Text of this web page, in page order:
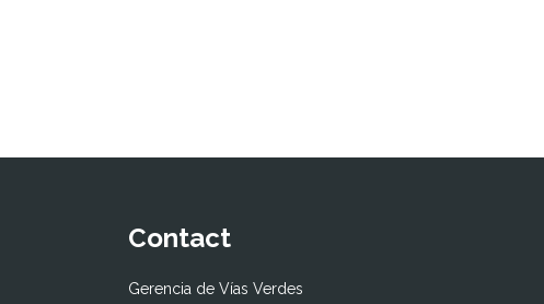
Contact
Gerencia de Vías Verdes